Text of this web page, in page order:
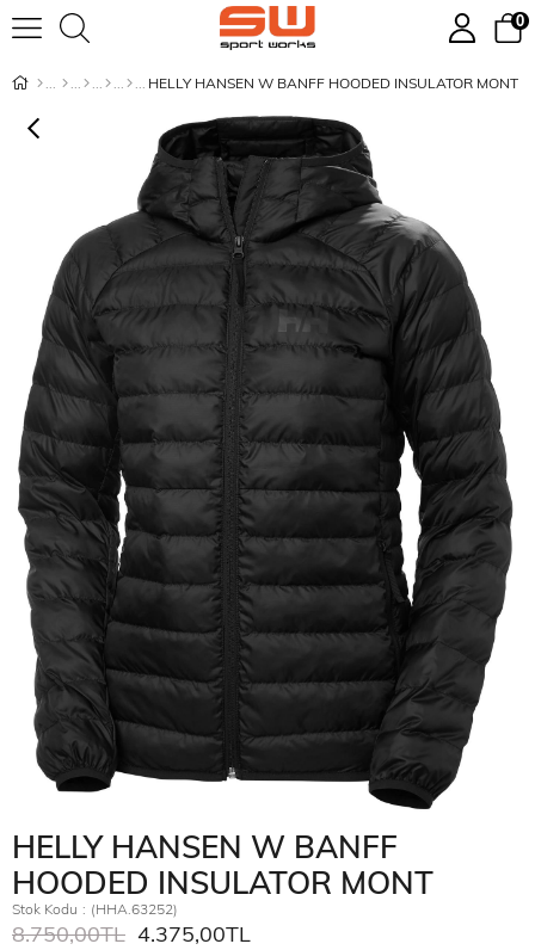
0
HELLY HANSEN W BANFF HOODED INSULATOR MONT
HELLY HANSEN W BANFF
HOODED INSULATOR MONT
Stok Kodu (HHA.63252)
8.750,00TL 4.375,00TL